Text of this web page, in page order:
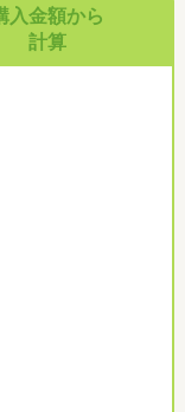
入金額から
計算